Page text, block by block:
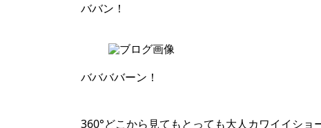
ババン！
ババババーン！
360°どこから見てもとっても大人カワイイショ